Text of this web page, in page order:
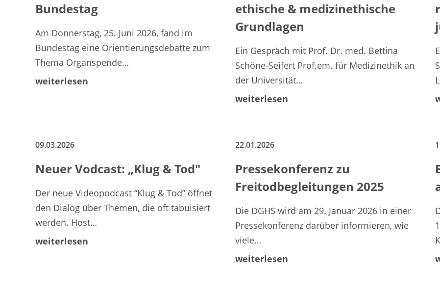
Bundestag
Am Donnerstag, 25. Juni 2026, fand im
Bundestag eine Orientierungsdebatte zum
Thema Organspende…
weiterlesen
ethische & medizinethische
Grundlagen
Ein Gespräch mit Prof. Dr. med. Bettina
Schöne-Seifert Prof.em. für Medizinethik an
der Universität…
weiterlesen
09.03.2026
Neuer Vodcast: „Klug & Tod"
Der neue Videopodcast “Klug & Tod” öffnet
den Dialog über Themen, die oft tabuisiert
werden. Host…
weiterlesen
22.01.2026
Pressekonferenz zu
Freitodbegleitungen 2025
Die DGHS wird am 29. Januar 2026 in einer
Pressekonferenz darüber informieren, wie
viele…
weiterlesen